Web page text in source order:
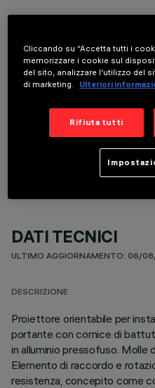
COMPONENTI
DATI TECNICI
ULTIMO AGGIORNAMENTO: 06/
DESCRIZIONE
Proiettore orientabile per
portante con cornice di
in alluminio pressofuso. Molle
Elemento di raccordo e
resistenza, concepito come
Cliccando su “Accetta tutti i
memorizzare i cookie sul
del sito, analizzare l'utilizzo del
di marketing.
Ulteriori
Rifiuta tutti